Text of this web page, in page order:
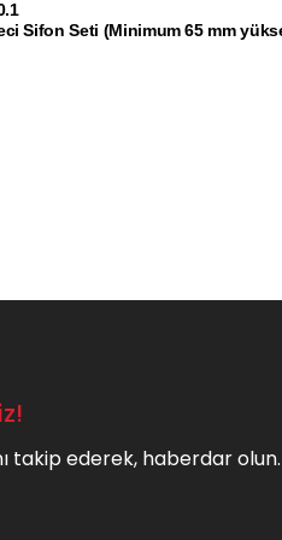
Sifon Seti (Minimum 65 mm
takip ederek, haberdar olun.